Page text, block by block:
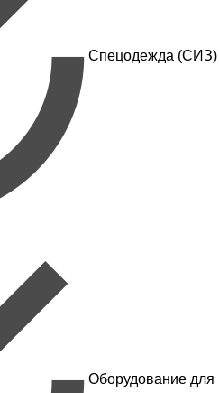
Спецодежда (СИЗ)
Оборудование для